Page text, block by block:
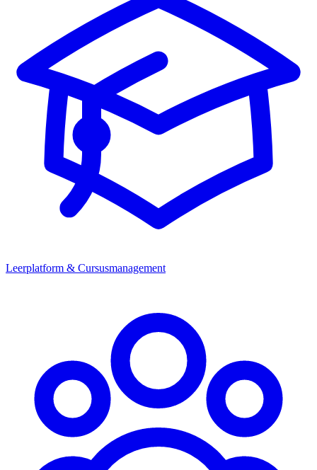
Leerplatform & Cursusmanagement